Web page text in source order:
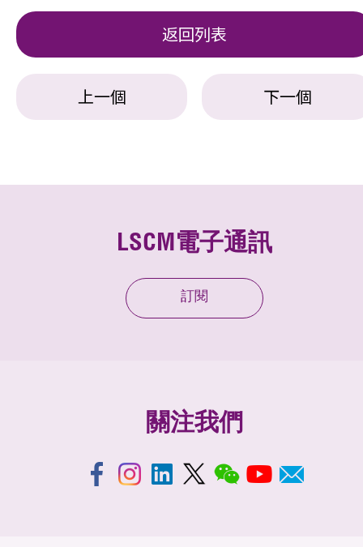
返回列表
上一個 下一個
LSCM電子通訊
訂閱
關注我們